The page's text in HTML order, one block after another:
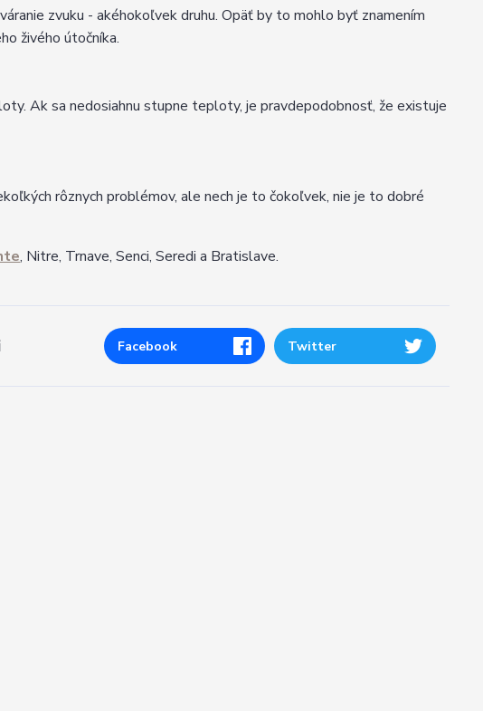
zvuku - akéhokoľvek druhu. Opäť by to mohlo byť znamením
živého útočníka.
Ak sa nedosiahnu stupne teploty, je pravdepodobnosť, že existuje
rôznych problémov, ale nech je to čokoľvek, nie je to dobré
, Nitre, Trnave, Senci, Seredi a Bratislave.
Facebook Twitter